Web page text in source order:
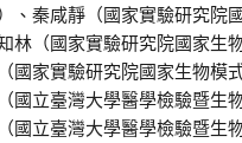
、秦咸靜（國家實驗研究院
林（國家實驗研究院國家生
國家實驗研究院國家生物模
國立臺灣大學醫學檢驗暨生
國立臺灣大學醫學檢驗暨生